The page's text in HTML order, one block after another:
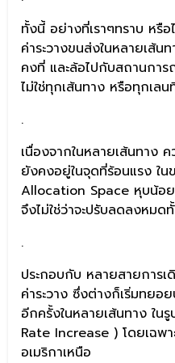
ทั้งนี้ อย่างที่เราๆทราบ หรื
ค่าระวางขนส่งในหลายเส้
คงที่ และล้อไปกับสถานกา
ไม่ใช่ทุกเส้นทาง หรือทุกเล
.
เนื่องจากในหลายเส้นทาง
ยังคงอยู่ในจุดที่ร้อนแรง ใ
Allocation Space หุบน้อ
จึงไม่ใช่ว่าจะปรับลดลงหมด
.
ประกอบกับ หลายสายการเ
ค่าระวาง ซึ่งต่างก็เริ่มทยอ
อีกครั้งในหลายเส้นทาง ใน
Rate Increase ) โดยเฉพ
อเมริกาเหนือ